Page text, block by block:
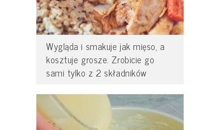
Wygląda i smakuje jak mięso, a
kosztuje grosze. Zrobicie go
sami tylko z 2 składników